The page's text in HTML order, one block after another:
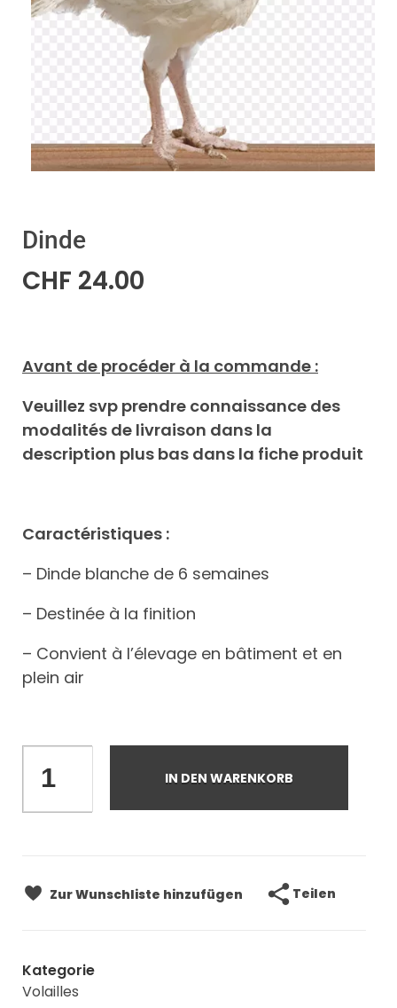
Dinde
CHF 24.00
Avant de procéder à la commande :
Veuillez svp prendre connaissance des
modalités de livraison dans la
description plus bas dans la fiche produit
Caractéristiques :
– Dinde blanche de 6 semaines
– Destinée à la finition
– Convient à l’élevage en bâtiment et en
plein air
IN DEN WARENKORB
Zur Wunschliste hinzufügen Teilen
Kategorie
Volailles